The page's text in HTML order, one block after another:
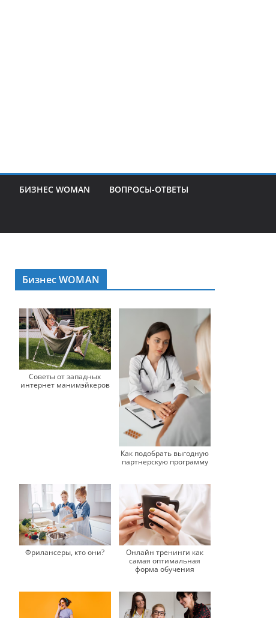
БИЗНЕС WOMAN ВОПРОСЫ-ОТВЕТЫ
Бизнес WOMAN
Советы от западных
интернет манимэйкеров
Как подобрать выгодную
партнерскую программу
Фрилансеры, кто они?
Онлайн тренинги как
самая оптимальная
форма обучения